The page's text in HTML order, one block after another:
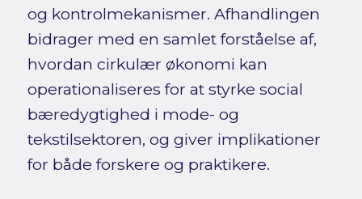
og kontrolmekanismer. Afhandlingen
bidrager med en samlet forståelse af,
hvordan cirkulær økonomi kan
operationaliseres for at styrke social
bæredygtighed i mode- og
tekstilsektoren, og giver implikationer
for både forskere og praktikere.